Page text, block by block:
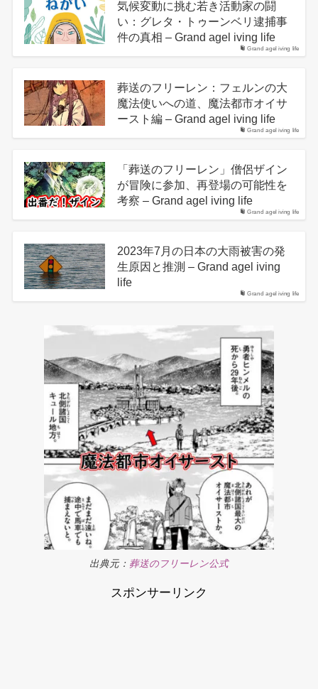
Grand agel iving life
気候変動に挑む若き活動家の闘
い：グレタ・トゥーンベリ逮捕事
件の真相 – Grand agel iving life
Grand agel iving life
葬送のフリーレン：フェルンの大
魔法使いへの道、魔法都市オイサ
ースト編 – Grand agel iving life
Grand agel iving life
「葬送のフリーレン」僧侶ザイン
が冒険に参加、再登場の可能性を
考察 – Grand agel iving life
Grand agel iving life
2023年7月の日本の大雨被害の発
生原因と推測 – Grand agel iving
life
出典元： 葬送のフリーレン公式
スポンサーリンク